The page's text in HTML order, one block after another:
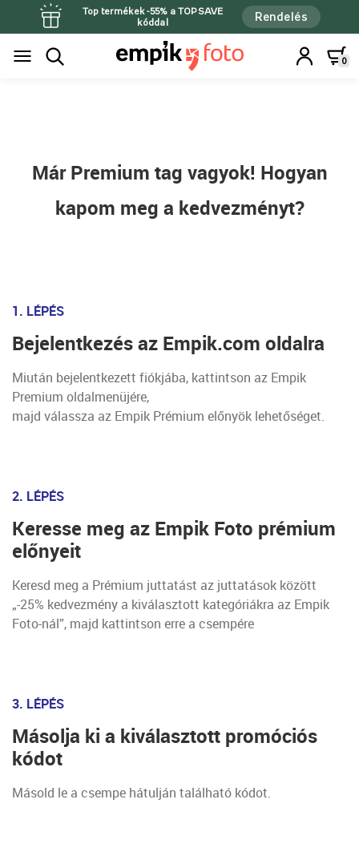
Top termékek -55% a TOPSAVE
kóddal
Rendelés
0
Már Premium tag vagyok! Hogyan
kapom meg a kedvezményt?
1. LÉPÉS
Bejelentkezés az Empik.com oldalra
Miután bejelentkezett fiókjába, kattintson az Empik
Premium oldalmenüjére,
majd válassza az Empik Prémium előnyök lehetőséget.
2. LÉPÉS
Keresse meg az Empik Foto prémium
előnyeit
Keresd meg a Prémium juttatást az juttatások között
„-25% kedvezmény a kiválasztott kategóriákra az Empik
Foto-nál”, majd kattintson erre a csempére
3. LÉPÉS
Másolja ki a kiválasztott promóciós
kódot
Másold le a csempe hátulján található kódot.